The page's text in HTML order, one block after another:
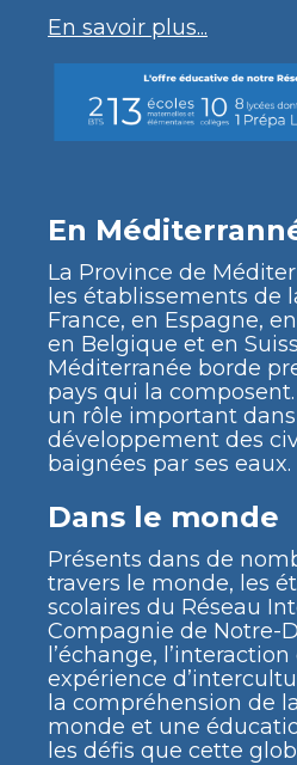
En savoir plus...
En
La Province de
les établissements de
France, en Espagne,
en Belgique et en
Méditerranée borde
pays qui la
un rôle important
développement des
baignées par ses eaux.
Dans le monde
Présents dans de
travers le monde, les
scolaires du Réseau
Compagnie de Notre-
l’échange,
expérience
la compréhension de
monde et une
les défis que cette